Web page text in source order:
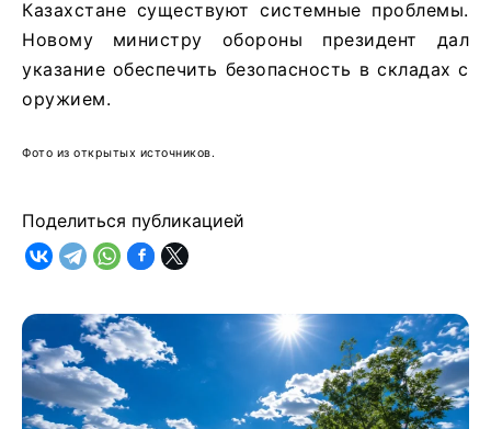
Казахстане существуют системные проблемы.
Новому министру обороны президент дал
указание обеспечить безопасность в складах с
оружием.
Фото из открытых источников.
Поделиться публикацией